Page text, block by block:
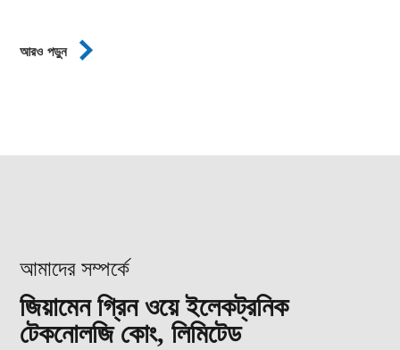
আরও পড়ুন 
আমাদের সম্পর্কে
জিয়ামেন গ্রিন ওয়ে ইলেকট্রনিক
টেকনোলজি কোং, লিমিটেড